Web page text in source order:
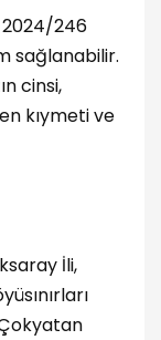
2024/246
sağlanabilir.
cinsi,
kıymeti ve
İli,